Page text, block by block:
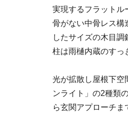
実現するフラットル
骨がない中骨レス構
したサイズの木目
柱は雨樋内蔵のすっ
光が拡散し屋根下空
ンライト」の2種類
ら玄関アプローチま